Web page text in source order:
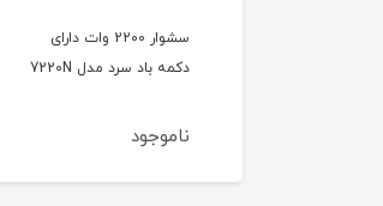
سشوار 2200 وات دارای
دکمه باد سرد مدل 7220N
ناموجود